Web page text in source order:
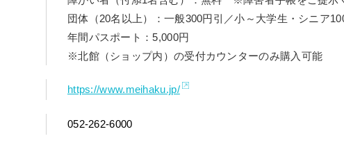
団体（20名以上）：一般300円引／小～大学生・シニア
年間パスポート：5,000円
※北館（ショップ内）の受付カウンターのみ購入可能
https://www.meihaku.jp/
052-262-6000